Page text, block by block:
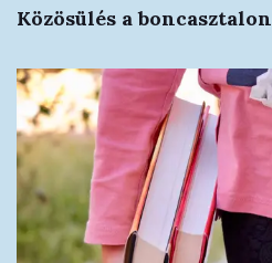
Közösülés a boncasztalon